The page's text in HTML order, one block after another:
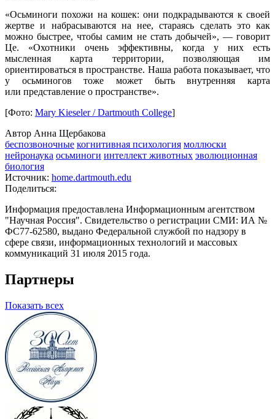
«Осьминоги похожи на кошек: они подкрадываются к своей
жертве и набрасываются на нее, стараясь сделать это как
можно быстрее, чтобы самим не стать добычей», — говорит
Це. «Охотники очень эффективны, когда у них есть
мысленная карта территории, позволяющая им
ориентироваться в пространстве. Наша работа показывает, что
у осьминогов тоже может быть внутренняя карта
или представление о пространстве».
[Фото: Mary Kieseler / Dartmouth College]
Автор Анна Щербакова
беспозвоночные когнитивная психология моллюски
нейронаука осьминоги интеллект животных эволюционная
биология
Источник: home.dartmouth.edu
Поделиться:
Информация предоставлена Информационным агентством
"Научная Россия". Свидетельство о регистрации СМИ: ИА №
ФС77-62580, выдано Федеральной службой по надзору в
сфере связи, информационных технологий и массовых
коммуникаций 31 июля 2015 года.
Партнеры
Показать всех